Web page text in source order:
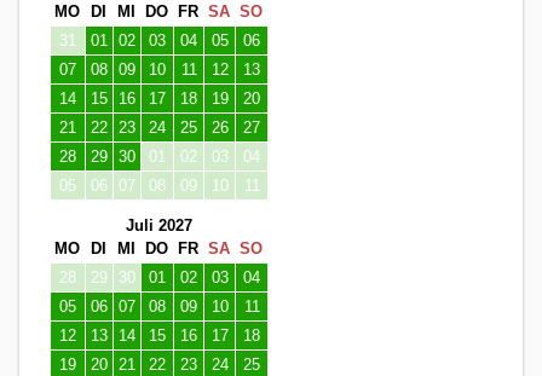
MO
DI MI DO FR SA SO
31
01 02 03 04 05
06
07
08 09 10 11 12
13
14
15 16 17 18 19
20
21
22 23 24 25 26
27
28
29 30 01 02 03
04
05
06 07 08 09 10 11
Juli 2027
MO
DI MI DO FR SA SO
28
29 30 01 02 03
04
05
06 07 08 09 10
11
12
13 14 15 16 17
18
19
20 21 22 23 24
25